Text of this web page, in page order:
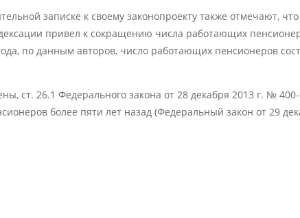
записке к своему законопроекту также отмечают,
привел к сокращению числа работающих
по данным авторов, число работающих пенсионеров
ст. 26.1 Федерального закона от 28 декабря 2013 г. №
более пяти лет назад (Федеральный закон от 29